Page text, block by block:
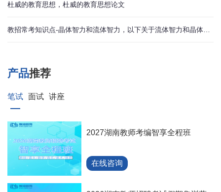
杜威的教育思想，杜威的教育思想论文
产品推荐
笔试 面试 讲座
2027湖南教师考编智享全程班
在线咨询